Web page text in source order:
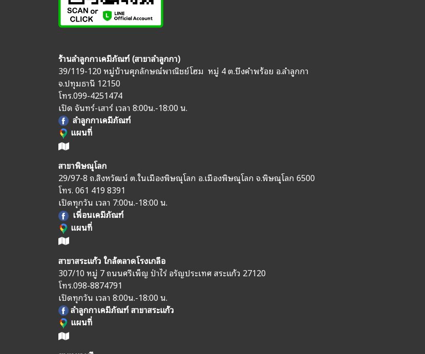
ร้านลำลูกกาเคมีภัณฑ์ (สาขาลำลูกกา)
39/119-120 หมู่บ้านศุภลักษณ์พาณิชย์โฮม หมู่ 4 ต.บึงคำพร้อย อ.ลำลูกกา
จ.ปทุมธานี 12150
โทร.099-4251474
เปิด จันทร์-เสาร์ เวลา 8:00น.-18:00 น.
ลำลูกกาเคมีภัณฑ์
แผนที่
สาขาพิษณุโลก
29/97-8 ถ.สิงหวัฒน์ ต.ในเมืองพิษณุโลก อ.เมืองพิษณุโลก จ.พิษณุโลก 6500
โทร.061 419 8391
เปิดทุกวัน เวลา 7:00น.-18:00 น.
เพื่อนเคมีภัณฑ์
แผนที่
สาขาสระแก้ว ใกล้ตลาดโรงเกลือ
307/10 หมู่ 7 ถนนศรีเพ็ญ ป่าไร่ อรัญประเทศ สระแก้ว 27120
โทร.098-8874791
เปิดทุกวัน เวลา 8:00น.-18:00 น.
ลำลูกกาเคมีภัณฑ์ สาขาสระแก้ว
แผนที่